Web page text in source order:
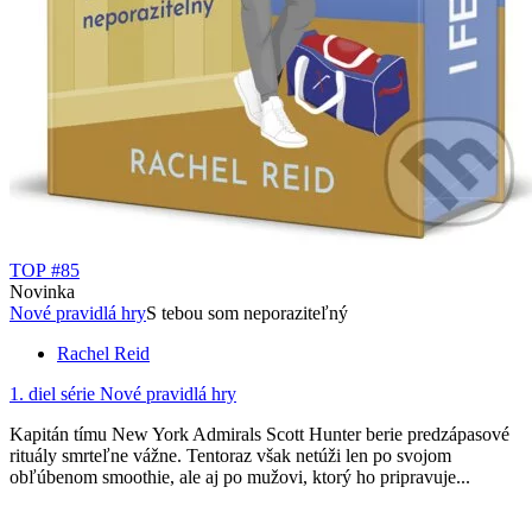
TOP #85
Novinka
Nové pravidlá hryS tebou som neporaziteľný
Rachel Reid
1. diel série Nové pravidlá hry
Kapitán tímu New York Admirals Scott Hunter berie predzápasové
rituály smrteľne vážne. Tentoraz však netúži len po svojom
obľúbenom smoothie, ale aj po mužovi, ktorý ho pripravuje...